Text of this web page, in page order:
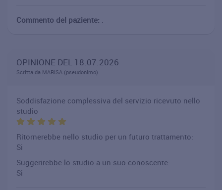
Commento del paziente: .
OPINIONE DEL 18.07.2026
Scritta da MARISA (pseudonimo)
Soddisfazione complessiva del servizio ricevuto nello
studio
Ritornerebbe nello studio per un futuro trattamento:
Si
Suggerirebbe lo studio a un suo conoscente:
Si